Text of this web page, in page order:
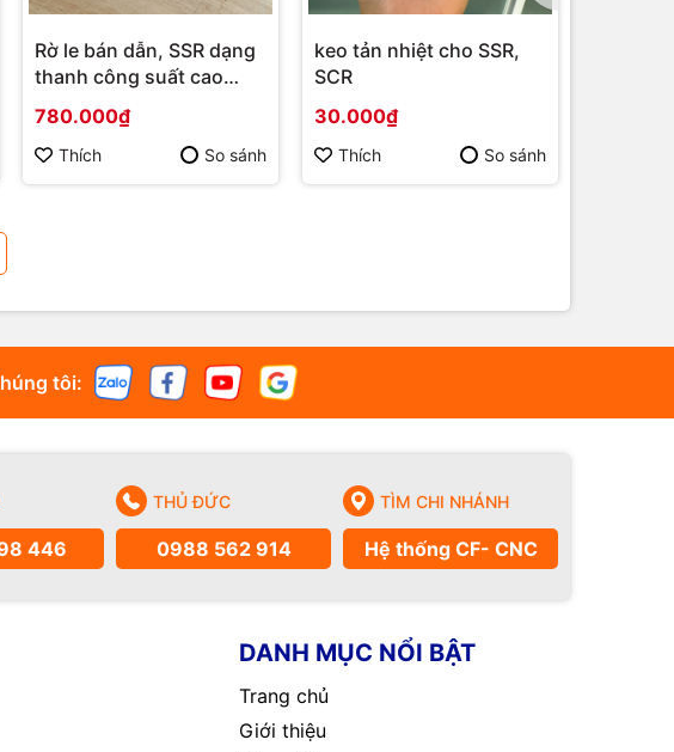
Rờ le bán dẫn, SSR dạng
thanh công suất cao
780.000₫
Thích So sánh
keo tản nhiệt cho SSR,
SCR
30.000₫
Thích So sánh
tôi:
446
THỦ ĐỨC
0988 562 914
TÌM CHI NHÁNH
Hệ thống CF- CNC
DANH MỤC NỔI BẬT
Trang chủ
Giới thiệu